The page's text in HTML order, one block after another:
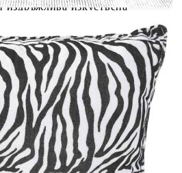
издръжлива изкуствена
и лесна за почистване.
е подчертан от
е добре изработен
осигуряват дълготрайна
включва 1 х 2-местен
възглавници.
120 x 62,5 x 63 см (Д x Ш x
100,5 см